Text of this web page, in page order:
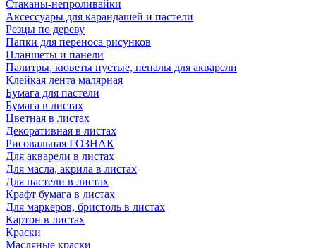
Стаканы-непроливайки
Аксессуары для карандашей и пастели
Резцы по дереву
Папки для переноса рисунков
Планшеты и панели
Палитры, кюветы пустые, пеналы для акварели
Клейкая лента малярная
Бумага для пастели
Бумага в листах
Цветная в листах
Декоративная в листах
Рисовальная ГОЗНАК
Для акварели в листах
Для масла, акрила в листах
Для пастели в листах
Крафт бумага в листах
Для маркеров, бристоль в листах
Картон в листах
Краски
Масляные краски